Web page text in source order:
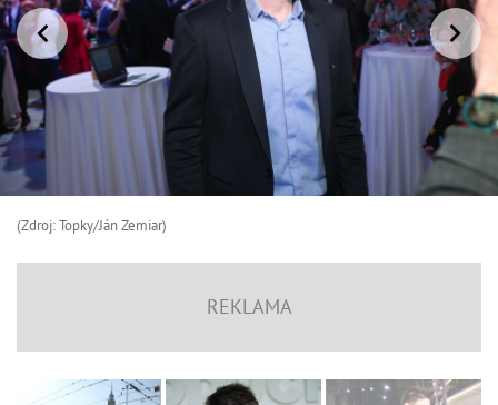
(Zdroj: Topky/Ján Zemiar)